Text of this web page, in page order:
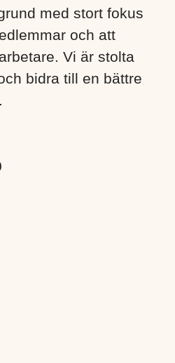
med stort fokus
och att
Vi är stolta
bidra till en bättre